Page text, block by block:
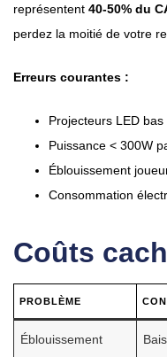
représentent 40-50% du
perdez la moitié de votre
Erreurs courantes :
Projecteurs LED
Puissance < 300W
Éblouissement
Consommation
Coûts
PROBLÈME
Éblouissement